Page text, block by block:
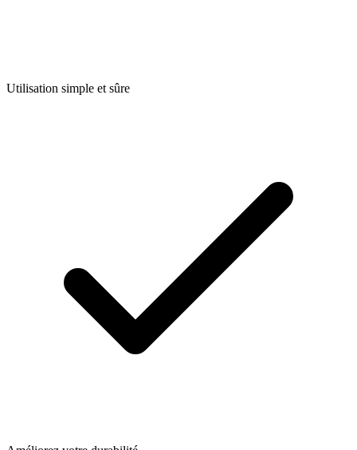
Utilisation simple et sûre